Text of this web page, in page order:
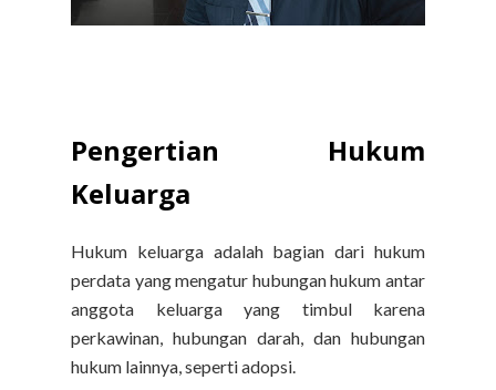
Pengertian Hukum
Keluarga
Hukum keluarga adalah bagian dari hukum
perdata yang mengatur hubungan hukum antar
anggota keluarga yang timbul karena
perkawinan, hubungan darah, dan hubungan
hukum lainnya, seperti adopsi.